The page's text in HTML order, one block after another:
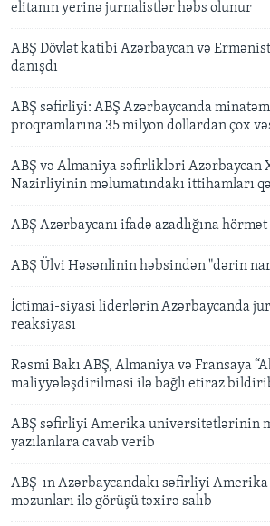
elitanın yerinə jurnalistlər həbs olunur
ABŞ Dövlət katibi Azərbaycan və
danışdı
ABŞ səfirliyi: ABŞ Azərbaycanda
proqramlarına 35 milyon dollardan çox
ABŞ və Almaniya səfirlikləri Azərbaycan
Nazirliyinin məlumatındakı ittihamları
ABŞ Azərbaycanı ifadə azadlığına hörmət
ABŞ Ülvi Həsənlinin həbsindən "dərin
İctimai-siyasi liderlərin Azərbaycanda
reaksiyası
Rəsmi Bakı ABŞ, Almaniya və Fransaya
maliyyələşdirilməsi ilə bağlı etiraz
ABŞ səfirliyi Amerika universitetlərinin
yazılanlara cavab verib
ABŞ-ın Azərbaycandakı səfirliyi
məzunları ilə görüşü təxirə salıb